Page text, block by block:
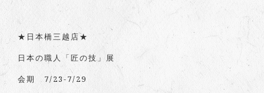
★日本橋三越店★
日本の職人「匠の技」展
会期 7/23-7/29